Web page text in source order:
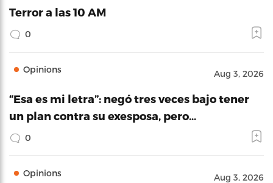
Terror a las 10 AM
0
Opinions Aug 3, 2026
“Esa es mi letra”: negó tres veces bajo tener
un plan contra su exesposa, pero…
0
Opinions Aug 3, 2026